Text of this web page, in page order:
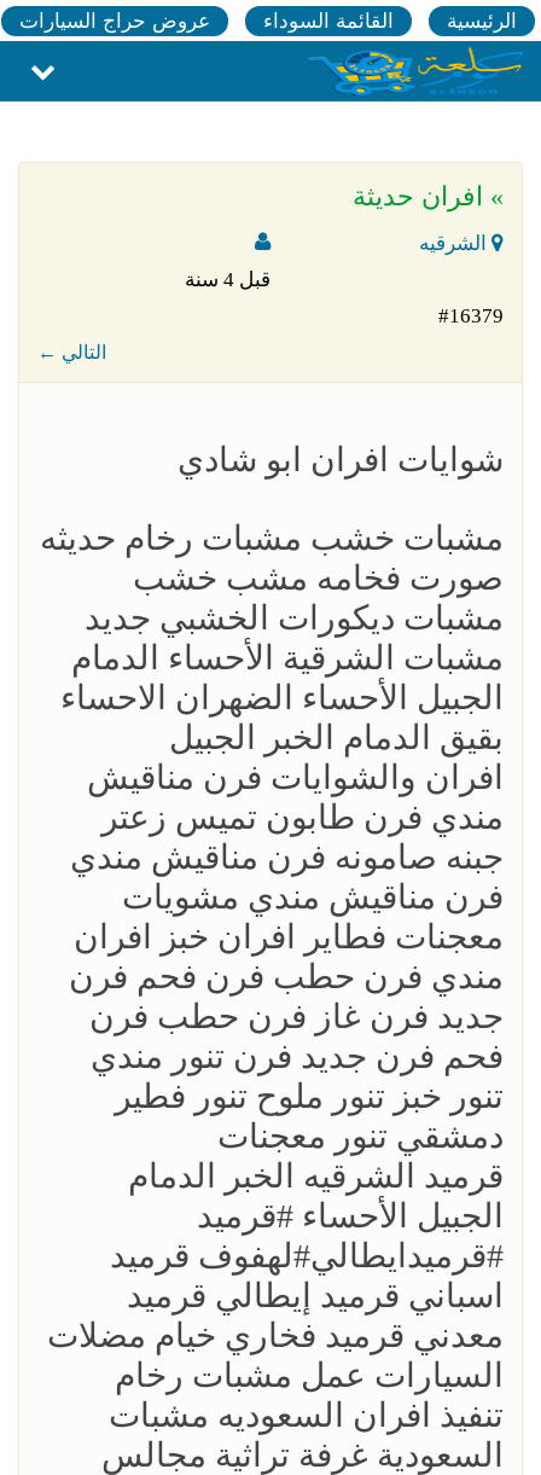
الرئيسية القائمة السوداء عروض حراج السيارات
» افران حديثة
الشرقيه
قبل 4 سنة
#16379
← التالي
شوايات افران ابو شادي
مشبات خشب مشبات رخام حديثه
صورت فخامه مشب خشب
مشبات ديكورات الخشبي جديد
مشبات الشرقية الأحساء الدمام
الجبيل الأحساء الضهران الاحساء
بقيق الدمام الخبر الجبيل
افران والشوايات فرن مناقيش
مندي فرن طابون تميس زعتر
جبنه صامونه فرن مناقيش مندي
فرن مناقيش مندي مشويات
معجنات فطاير افران خبز افران
مندي فرن حطب فرن فحم فرن
جديد فرن غاز فرن حطب فرن
فحم فرن جديد فرن تنور مندي
تنور خبز تنور ملوح تنور فطير
دمشقي تنور معجنات
قرميد الشرقيه الخبر الدمام
الجبيل الأحساء #قرميد
#قرميدايطالي#لهفوف قرميد
اسباني قرميد إيطالي قرميد
معدني قرميد فخاري خيام مضلات
السيارات عمل مشبات رخام
تنفيذ افران السعوديه مشبات
السعودية غرفة تراثية مجالس